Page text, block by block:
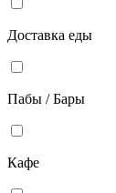
Доставка еды
Пабы / Бары
Кафе